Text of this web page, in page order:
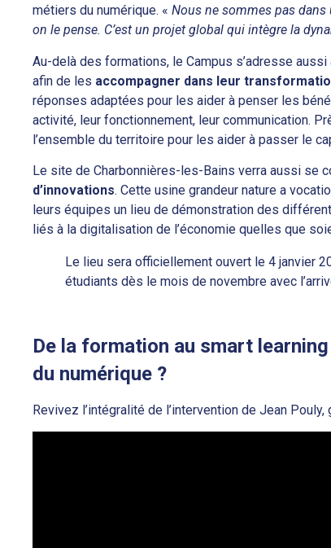
métiers du numérique. « Nous ne sommes pas
on le pense. C’est un projet global qui intègre la
Au-delà des formations, le Campus s’adresse
afin de les accompagner dans leur
réponses adaptées pour les aider à penser les
activité, leur fonctionnement, leur communication.
l’ensemble du territoire pour les aider à passer le
Le site de Charbonnières-les-Bains verra aussi se
d’innovations. Cette usine grandeur nature a
leurs équipes un lieu de démonstration des
liés à la digitalisation de l’économie quelles que
Le lieu sera officiellement ouvert le 4 janvier
étudiants dès le mois de novembre avec
De la formation au smart
du numérique ?
Revivez l’intégralité de l’intervention de Jean